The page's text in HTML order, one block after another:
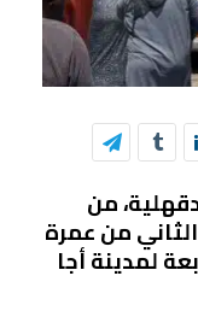
من
من عمرة
لمدينة أجا